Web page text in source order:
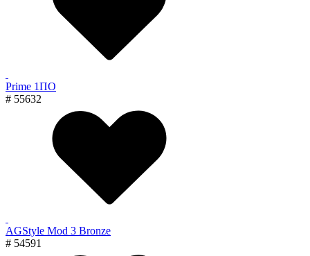
Prime 1ПО
# 55632
AGStyle Mod 3 Bronze
# 54591